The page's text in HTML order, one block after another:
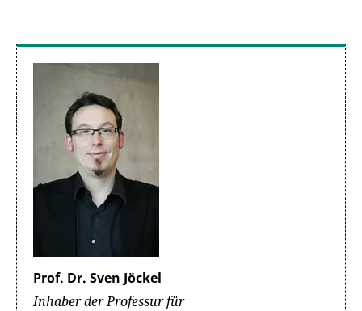
Prof. Dr. Sven Jöckel
Inhaber der Professur für